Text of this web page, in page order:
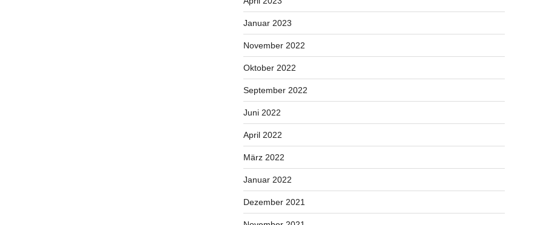
Januar 2023
November 2022
Oktober 2022
September 2022
Juni 2022
April 2022
März 2022
Januar 2022
Dezember 2021